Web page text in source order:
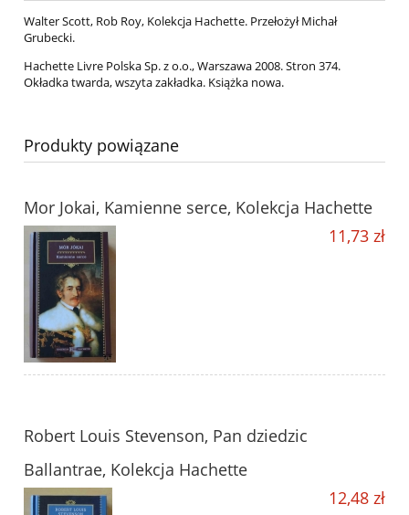
Walter Scott, Rob Roy, Kolekcja Hachette. Przełożył Michał
Grubecki.
Hachette Livre Polska Sp. z o.o., Warszawa 2008. Stron 374.
Okładka twarda, wszyta zakładka. Książka nowa.
Produkty powiązane
Mor Jokai, Kamienne serce, Kolekcja Hachette
11,73 zł
Robert Louis Stevenson, Pan dziedzic
Ballantrae, Kolekcja Hachette
12,48 zł